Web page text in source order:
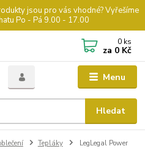
jsou pro vás vhodné? Vyřešíme
Po - Pá 9.00 - 17.00
Menu
Hledat
0 ks
za 0 Kč
Tepláky
LegLegal Power